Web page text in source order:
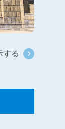
する